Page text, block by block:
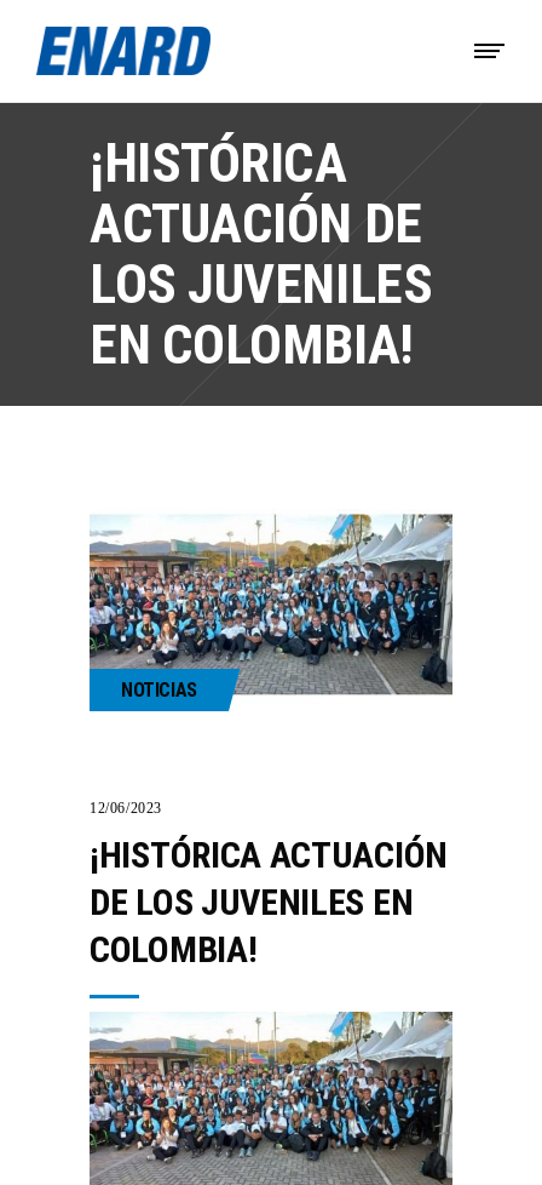
¡HISTÓRICA
ACTUACIÓN DE
LOS JUVENILES
EN COLOMBIA!
NOTICIAS
12/06/2023
¡HISTÓRICA ACTUACIÓN
DE LOS JUVENILES EN
COLOMBIA!